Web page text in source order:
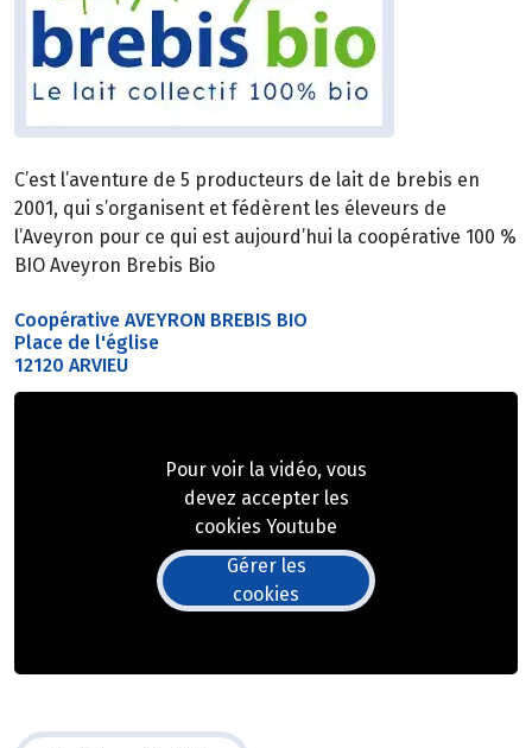
C’est l’aventure de 5 producteurs de lait de brebis en
2001, qui s’organisent et fédèrent les éleveurs de
l’Aveyron pour ce qui est aujourd’hui la coopérative 100 %
BIO Aveyron Brebis Bio
Coopérative AVEYRON BREBIS BIO
Place de l'église
12120 ARVIEU
Pour voir la vidéo, vous
devez accepter les
cookies Youtube
Gérer les
cookies